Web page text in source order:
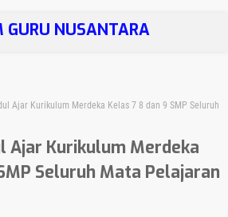
GURU NUSANTARA
Ajar Kurikulum Merdeka Kelas 7 8 dan 9 SMP Seluruh
Ajar Kurikulum Merdeka
Seluruh Mata Pelajaran